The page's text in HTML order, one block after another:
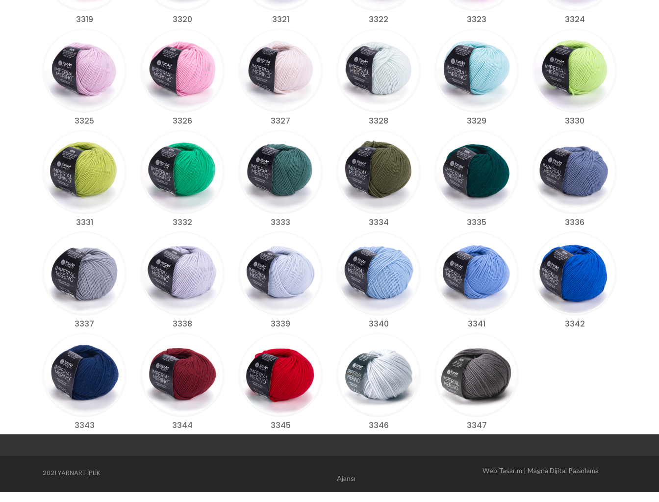
3319 3320 3321 3322 3323 3324
3325 3326 3327 3328 3329 3330
3331 3332 3333 3334 3335 3336
3337 3338 3339 3340 3341 3342
3343 3344 3345 3346 3347
2021 YARNART İPLİK
Web Tasarım | Magna Dijital Pazarlama
Ajansı